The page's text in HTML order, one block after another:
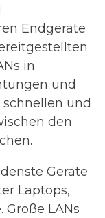
Endgeräte
in
und
und
den
Geräte
Laptops,
Große LANs